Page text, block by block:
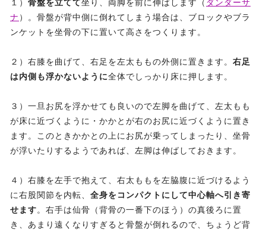
１） 骨盤を立てて坐り、両脚を前に伸ばします（ ダンダーサ
ナ ）。骨盤が背中側に倒れてしまう場合は、ブロックやブラ
ンケットを坐骨の下に置いて高さをつくります。
２）右膝を曲げて、右足を左太ももの外側に置きます。 右足
は内側も浮かないように全体でしっかり床に押します。
３）一旦お尻を浮かせても良いので左脚を曲げて、左太もも
が床に近づくように・かかとが右のお尻に近づくように置き
ます。このときかかとの上にお尻が乗ってしまったり、坐骨
が浮いたりするようであれば、左脚は伸ばしておきます。
４）右膝を左手で抱えて、右太ももを左脇腹に近づけるよう
に右股関節を内転、 全身をコンパクトにして中心軸へ引き寄
せます。右手は仙骨（背骨の一番下のほう）の真後ろに置
き、あまり遠くなりすぎると骨盤が倒れるので、ちょうど背